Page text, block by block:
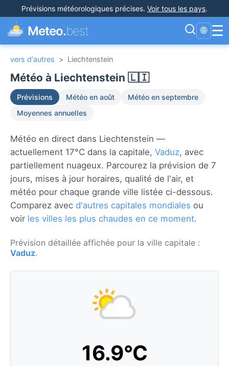
Prévisions météorologiques précises. Voir tous les pays.
Meteo.best 🌐 ☰
vers d'autres > Liechtenstein
Météo à Liechtenstein 🇱🇮
Prévisions Météo en août
Météo en septembre
Moyennes annuelles
Météo en direct dans Liechtenstein —
actuellement 17°C dans la capitale, Vaduz, avec
partiellement nuageux. Parcourez la prévision de 7
jours, mises à jour horaires, qualité de l'air, et
météo pour chaque grande ville listée ci-dessous.
Comparez avec d'autres capitales mondiales ou
voir les villes les plus chaudes en ce moment.
Prévision détaillée affichée pour la ville capitale :
Vaduz.
16.9°C